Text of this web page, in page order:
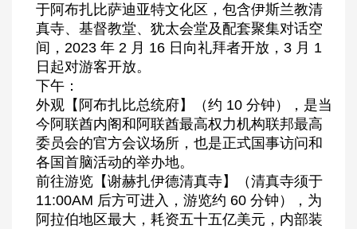
于阿布扎比萨迪亚特文化区，包含伊斯兰教清
真寺、基督教堂、犹太会堂及配套聚集对话空
间，2023 年 2 月 16 日向礼拜者开放，3 月 1
日起对游客开放。
下午：
外观【阿布扎比总统府】（约 10 分钟），是当
今阿联酋内阁和阿联酋最高权力机构联邦最高
委员会的官方会议场所，也是正式国事访问和
各国首脑活动的举办地。
前往游览【谢赫扎伊德清真寺】（清真寺须于
11:00AM 后方可进入，游览约 60 分钟），为
阿拉伯地区最大，耗资五十五亿美元，内部装